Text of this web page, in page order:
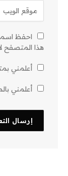
احفظ
هذا المتصفح
أعلمني
أعلمني